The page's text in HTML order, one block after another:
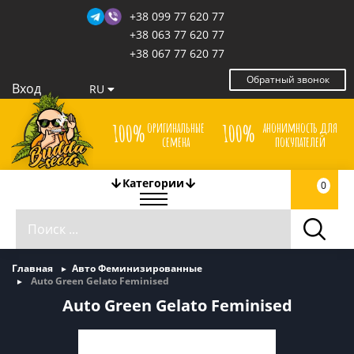
+38 099 77 620 77
+38 063 77 620 77
+38 067 77 620 77
Обратный звонок
Вход RU
100%оригинальные
семена
100% анонимность для
покупателей
Категории 0
Главная
Авто Феминизированные
Auto Green Gelato Feminised
Auto Green Gelato Feminised